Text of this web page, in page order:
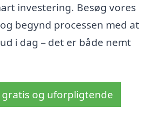
investering. Besøg vores
begynd processen med at
i dag – det er både nemt
gratis og uforpligtende